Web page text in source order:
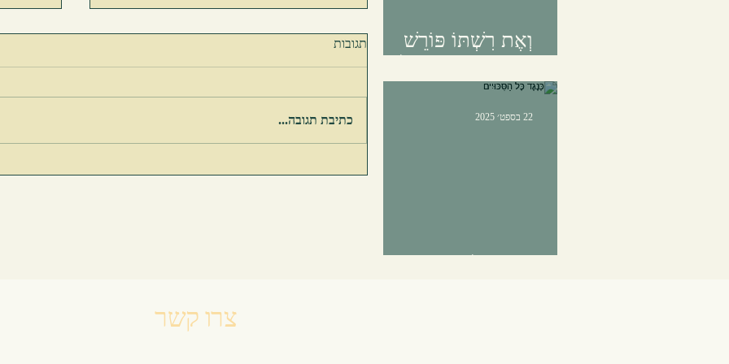
תגובות
כתיבת תגובה...
וְאֶת רִשְׁתּוֹ פּוֹרֵשׁ
22 בספט׳ 2025
צרו קשר